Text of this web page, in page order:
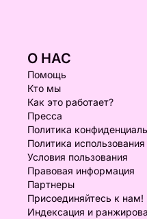
О НАС
Помощь
Кто мы
Как это работает?
Пресса
Политика
Политика
Условия пользования
Правовая информация
Партнеры
Присоединяйтесь к нам!
Индексация и